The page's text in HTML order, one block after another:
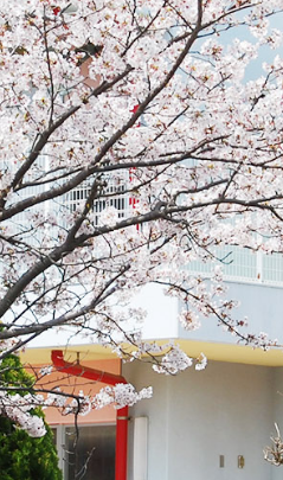
園
泉
幼
稚
園
｜
山
口
県
下
関
市